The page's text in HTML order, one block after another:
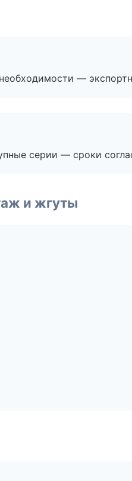
—
серии — сроки
и жгуты